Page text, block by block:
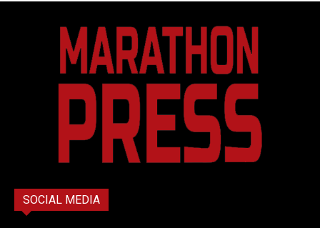
SOCIAL MEDIA